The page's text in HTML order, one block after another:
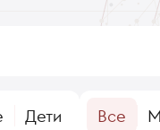
Дети Все